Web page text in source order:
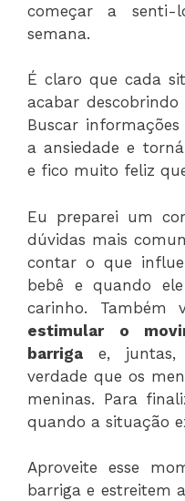
começar a
semana.
É claro que cada
acabar
Buscar
a ansiedade e
e fico muito feliz
Eu preparei um
dúvidas mais
contar o que
bebê e quando
carinho.
estimular o
barriga e, juntas,
verdade que os
meninas. Para
quando a situação
Aproveite esse
barriga e estreitem